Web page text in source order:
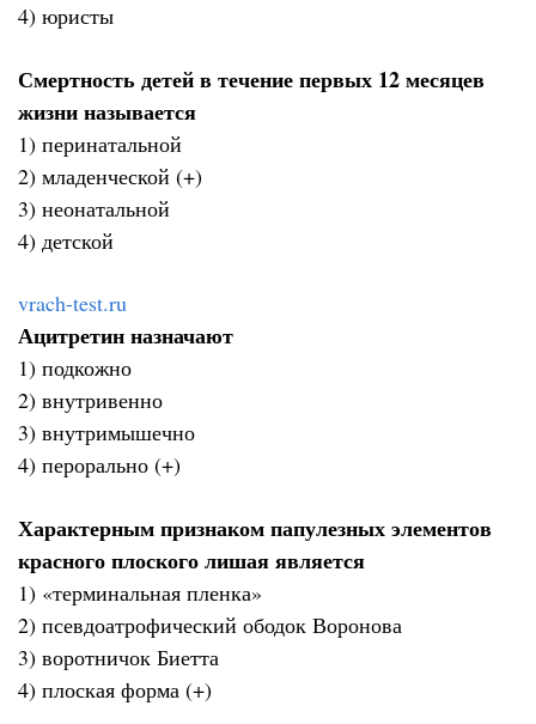
4) юристы
Смертность детей в течение первых 12 месяцев
жизни называется
1) перинатальной
2) младенческой (+)
3) неонатальной
4) детской
vrach-test.ru
Ацитретин назначают
1) подкожно
2) внутривенно
3) внутримышечно
4) перорально (+)
Характерным признаком папулезных элементов
красного плоского лишая является
1) «терминальная пленка»
2) псевдоатрофический ободок Воронова
3) воротничок Биетта
4) плоская форма (+)